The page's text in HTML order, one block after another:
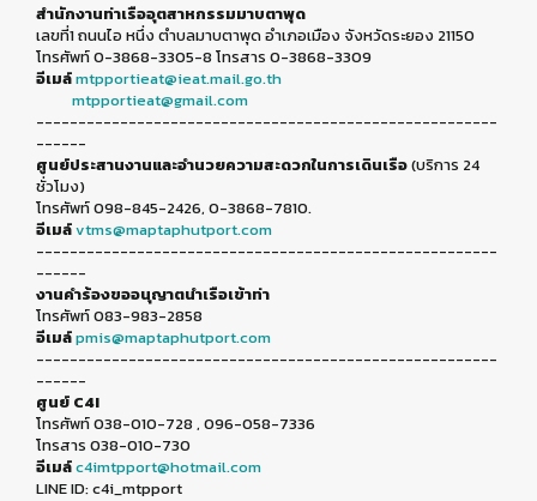
สำนักงานท่าเรืออุตสาหกรรมมาบตาพุด
เลขที่1 ถนนไอ หนึ่ง ตำบลมาบตาพุด อำเภอเมือง จังหวัดระยอง 21150
โทรศัพท์ 0-3868-3305-8 โทรสาร 0-3868-3309
อีเมล์mtpportieat@ieat.mail.go.th
mtpportieat@gmail.com
-------------------------------------------------------
------
ศูนย์ประสานงานและอำนวยความสะดวกในการเดินเรือ(บริการ 24
ชั่วโมง)
โทรศัพท์ 098-845-2426, 0-3868-7810.
อีเมล์vtms@maptaphutport.com
-------------------------------------------------------
------
งานคำร้องขออนุญาตนำเรือเข้าท่า
โทรศัพท์ 083-983-2858
อีเมล์pmis@maptaphutport.com
-------------------------------------------------------
------
ศูนย์ C4I
โทรศัพท์ 038-010-728 , 096-058-7336
โทรสาร 038-010-730
อีเมล์c4imtpport@hotmail.com
LINE ID: c4i_mtpport